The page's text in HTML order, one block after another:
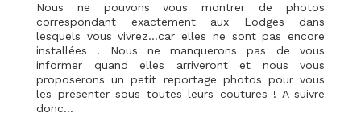
Nous ne pouvons vous montrer de photos
correspondant exactement aux Lodges dans
lesquels vous vivrez…car elles ne sont pas encore
installées ! Nous ne manquerons pas de vous
informer quand elles arriveront et nous vous
proposerons un petit reportage photos pour vous
les présenter sous toutes leurs coutures ! A suivre
donc…